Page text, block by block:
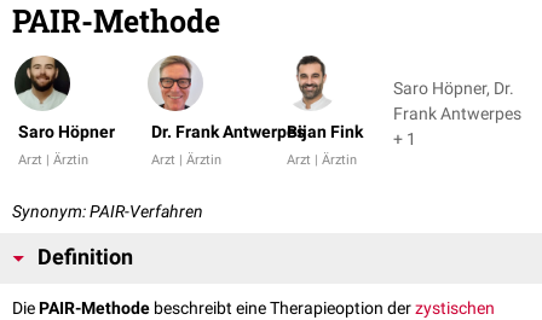
PAIR-Methode
Saro Höpner
Arzt | Ärztin
Dr. Frank Antwerpes
Arzt | Ärztin
Bijan Fink
Arzt | Ärztin
Saro Höpner, Dr.
Frank Antwerpes
+ 1
Synonym: PAIR-Verfahren
Definition
DiePAIR-Methode beschreibt eine Therapieoption derzystischen